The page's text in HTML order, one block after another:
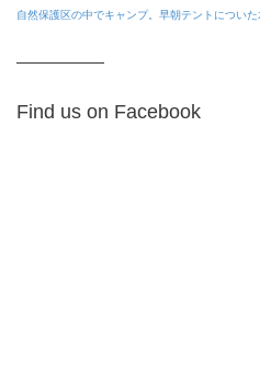
自然保護区の中でキャンプ。早朝テントについ
Find us on Facebook